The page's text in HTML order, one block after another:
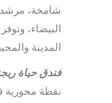
شامخة، مرشدة
البيضاء،
المدينة
فندق حياة
نقطة محورية